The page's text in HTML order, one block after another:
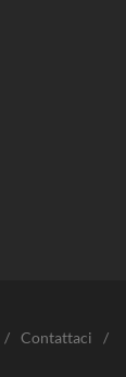
/ Contattaci
/